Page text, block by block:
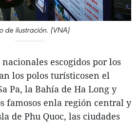
de ilustración. (VNA)
escogidos por los
los polos turísticosen el
Pa, la Bahía de Ha Long y
famosos enla región central y
de Phu Quoc, las ciudades